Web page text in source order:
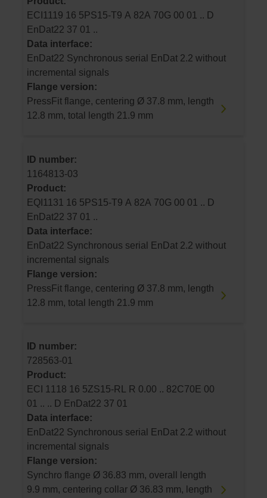
ECI1119 16 5PS15-T9 A 82A 70G 00 01 .. D
EnDat22 37 01 ..
Data interface:
EnDat22 Synchronous serial EnDat 2.2 without
incremental signals
Flange version:
PressFit flange, centering Ø 37.8 mm, length
12.8 mm, total length 21.9 mm
ID number:
1164813-03
Product:
EQI1131 16 5PS15-T9 A 82A 70G 00 01 .. D
EnDat22 37 01 ..
Data interface:
EnDat22 Synchronous serial EnDat 2.2 without
incremental signals
Flange version:
PressFit flange, centering Ø 37.8 mm, length
12.8 mm, total length 21.9 mm
ID number:
728563-01
Product:
ECI 1118 16 5ZS15-RL R 0.00 .. 82C70E 00
01 .. .. D EnDat22 37 01
Data interface:
EnDat22 Synchronous serial EnDat 2.2 without
incremental signals
Flange version:
Synchro flange Ø 36.83 mm, overall length
9.9 mm, centering collar Ø 36.83 mm, length